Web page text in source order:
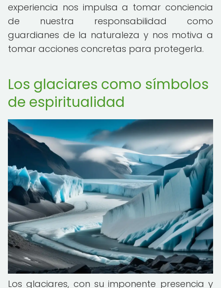
experiencia nos impulsa a tomar conciencia
de nuestra responsabilidad como
guardianes de la naturaleza y nos motiva a
tomar acciones concretas para protegerla.
Los glaciares como símbolos
de espiritualidad
Los glaciares, con su imponente presencia y